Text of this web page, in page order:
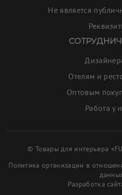
Не является
Отелям и
Оптовым
Работа у
© Товары для интерьера
Политика организации в
Разработка